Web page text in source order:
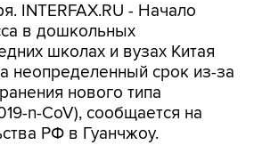
INTERFAX.RU - Начало
в дошкольных
школах и вузах Китая
неопределенный срок из-за
нового типа
n-CoV), сообщается на
РФ в Гуанчжоу.